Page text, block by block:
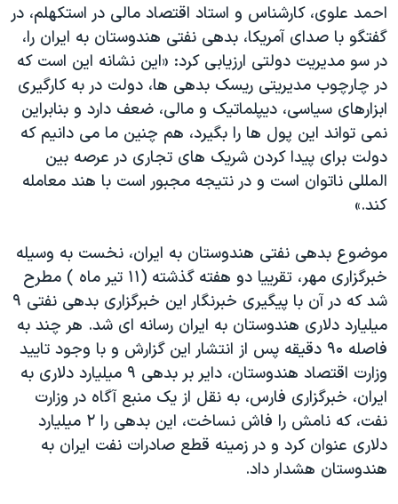
اعتراضات مردمی آبان ۹۸
اسرائیل در جنگ
نرگس محمدی برنده جایزه نوبل صلح
همایش محافظه‌کاران آمریکا «سی‌پک»
صفحه‌های ویژه
سفر پرزیدنت ترامپ به چین
احمد علوی، کارشناس و استاد اقتصاد مالی در استکهلم، در
گفتگو با صدای آمریکا، بدهی نفتی هندوستان به ایران را،
در سو مدیریت دولتی ارزیابی کرد: «این نشانه این است که
در چارچوب مدیریتی ریسک بدهی ها، دولت در به کارگیری
ابزارهای سیاسی، دیپلماتیک و مالی، ضعف دارد و بنابراین
نمی تواند این پول ها را بگیرد، هم چنین ما می دانیم که
دولت برای پیدا کردن شریک های تجاری در عرصه بین
المللی ناتوان است و در نتیجه مجبور است با هند معامله
کند.»
موضوع بدهی نفتی هندوستان به ایران، نخست به وسیله
خبرگزاری مهر، تقرییا دو هفته گذشته (۱۱ تیر ماه ) مطرح
شد که در آن با پیگیری خبرنگار این خبرگزاری بدهی نفتی ۹
میلیارد دلاری هندوستان به ایران رسانه ای شد. هر چند به
فاصله ۹۰ دقیقه پس از انتشار این گزارش و با وجود تایید
وزارت اقتصاد هندوستان، دایر بر بدهی ۹ میلیارد دلاری به
ایران، خبرگزاری فارس، به نقل از یک منبع آگاه در وزارت
نفت، که نامش را فاش نساخت، این بدهی را ۲ میلیارد
دلاری عنوان کرد و در زمینه قطع صادرات نفت ایران به
هندوستان هشدار داد.